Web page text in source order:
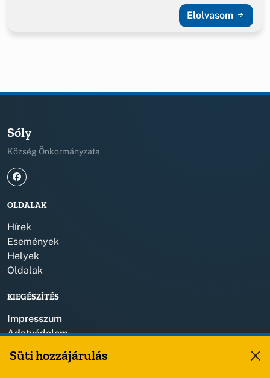
Elolvasom
Sóly
Község Önkormányzata
OLDALAK
Hírek
Események
Helyek
Oldalak
KIEGÉSZÍTÉS
Impresszum
Adatvédelem
Süti hozzájárulás